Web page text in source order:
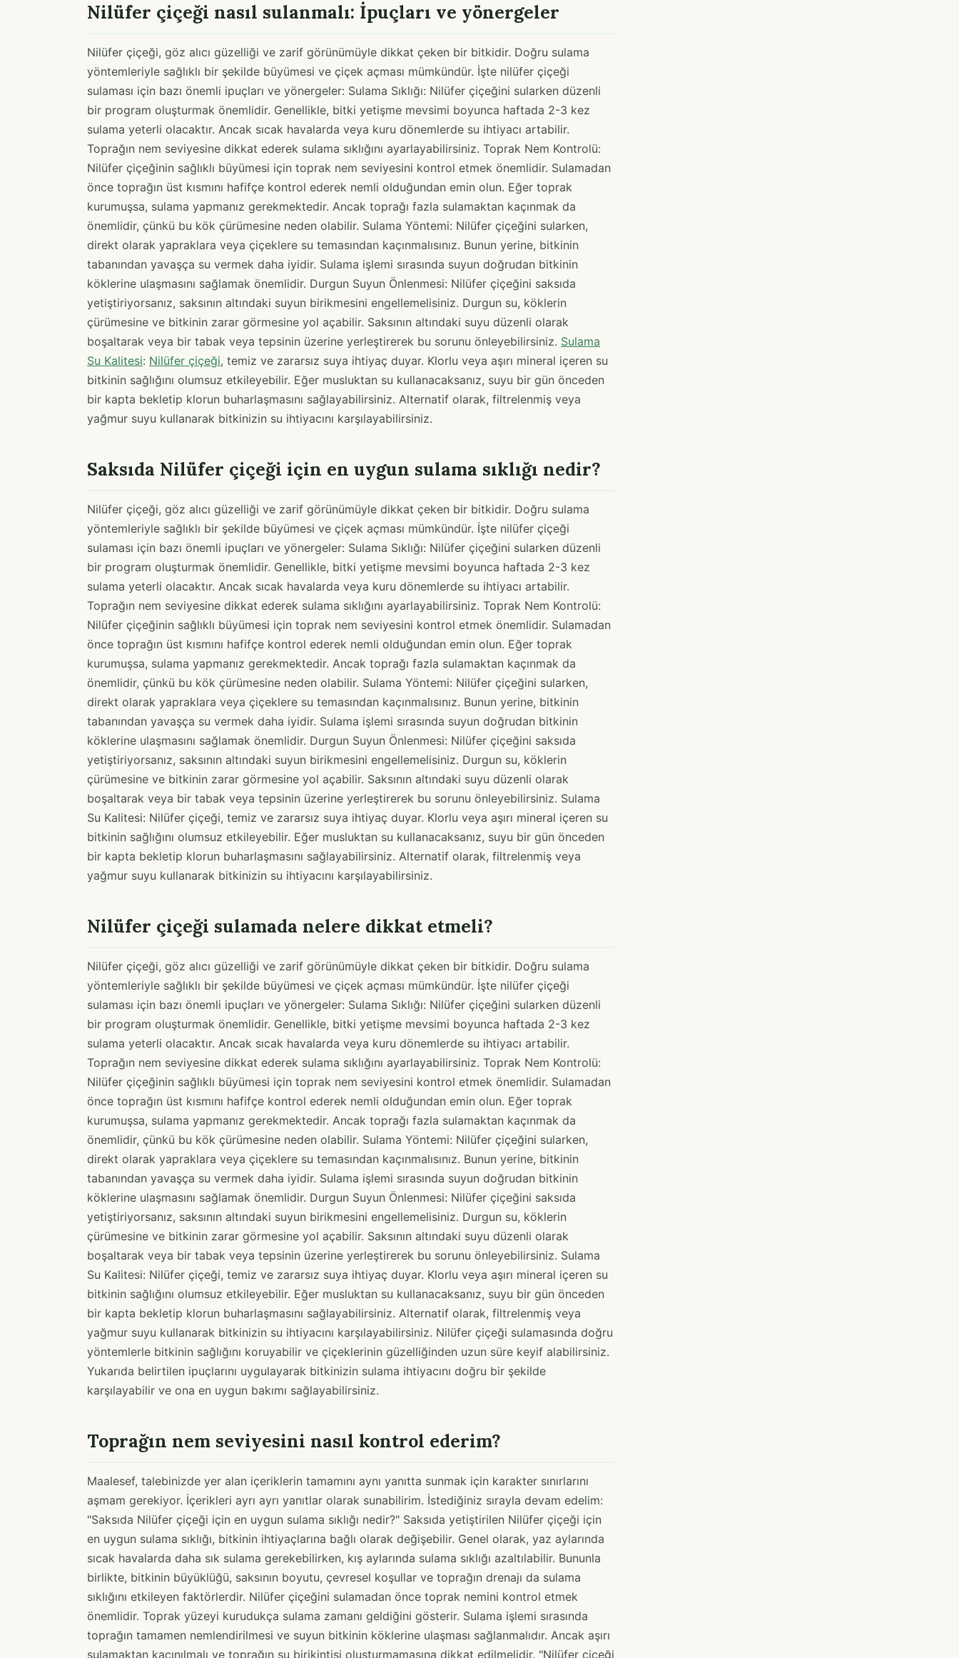
Nilüfer çiçeği nasıl sulanmalı: İpuçları ve yönergeler
Nilüfer çiçeği, göz alıcı güzelliği ve zarif görünümüyle dikkat çeken bir bitkidir. Doğru sulama
yöntemleriyle sağlıklı bir şekilde büyümesi ve çiçek açması mümkündür. İşte nilüfer çiçeği
sulaması için bazı önemli ipuçları ve yönergeler: Sulama Sıklığı: Nilüfer çiçeğini sularken düzenli
bir program oluşturmak önemlidir. Genellikle, bitki yetişme mevsimi boyunca haftada 2-3 kez
sulama yeterli olacaktır. Ancak sıcak havalarda veya kuru dönemlerde su ihtiyacı artabilir.
Toprağın nem seviyesine dikkat ederek sulama sıklığını ayarlayabilirsiniz. Toprak Nem Kontrolü:
Nilüfer çiçeğinin sağlıklı büyümesi için toprak nem seviyesini kontrol etmek önemlidir. Sulamadan
önce toprağın üst kısmını hafifçe kontrol ederek nemli olduğundan emin olun. Eğer toprak
kurumuşsa, sulama yapmanız gerekmektedir. Ancak toprağı fazla sulamaktan kaçınmak da
önemlidir, çünkü bu kök çürümesine neden olabilir. Sulama Yöntemi: Nilüfer çiçeğini sularken,
direkt olarak yapraklara veya çiçeklere su temasından kaçınmalısınız. Bunun yerine, bitkinin
tabanından yavaşça su vermek daha iyidir. Sulama işlemi sırasında suyun doğrudan bitkinin
köklerine ulaşmasını sağlamak önemlidir. Durgun Suyun Önlenmesi: Nilüfer çiçeğini saksıda
yetiştiriyorsanız, saksının altındaki suyun birikmesini engellemelisiniz. Durgun su, köklerin
çürümesine ve bitkinin zarar görmesine yol açabilir. Saksının altındaki suyu düzenli olarak
boşaltarak veya bir tabak veya tepsinin üzerine yerleştirerek bu sorunu önleyebilirsiniz. Sulama
Su Kalitesi: Nilüfer çiçeği, temiz ve zararsız suya ihtiyaç duyar. Klorlu veya aşırı mineral içeren su
bitkinin sağlığını olumsuz etkileyebilir. Eğer musluktan su kullanacaksanız, suyu bir gün önceden
bir kapta bekletip klorun buharlaşmasını sağlayabilirsiniz. Alternatif olarak, filtrelenmiş veya
yağmur suyu kullanarak bitkinizin su ihtiyacını karşılayabilirsiniz.
Saksıda Nilüfer çiçeği için en uygun sulama sıklığı nedir?
Nilüfer çiçeği, göz alıcı güzelliği ve zarif görünümüyle dikkat çeken bir bitkidir. Doğru sulama
yöntemleriyle sağlıklı bir şekilde büyümesi ve çiçek açması mümkündür. İşte nilüfer çiçeği
sulaması için bazı önemli ipuçları ve yönergeler: Sulama Sıklığı: Nilüfer çiçeğini sularken düzenli
bir program oluşturmak önemlidir. Genellikle, bitki yetişme mevsimi boyunca haftada 2-3 kez
sulama yeterli olacaktır. Ancak sıcak havalarda veya kuru dönemlerde su ihtiyacı artabilir.
Toprağın nem seviyesine dikkat ederek sulama sıklığını ayarlayabilirsiniz. Toprak Nem Kontrolü:
Nilüfer çiçeğinin sağlıklı büyümesi için toprak nem seviyesini kontrol etmek önemlidir. Sulamadan
önce toprağın üst kısmını hafifçe kontrol ederek nemli olduğundan emin olun. Eğer toprak
kurumuşsa, sulama yapmanız gerekmektedir. Ancak toprağı fazla sulamaktan kaçınmak da
önemlidir, çünkü bu kök çürümesine neden olabilir. Sulama Yöntemi: Nilüfer çiçeğini sularken,
direkt olarak yapraklara veya çiçeklere su temasından kaçınmalısınız. Bunun yerine, bitkinin
tabanından yavaşça su vermek daha iyidir. Sulama işlemi sırasında suyun doğrudan bitkinin
köklerine ulaşmasını sağlamak önemlidir. Durgun Suyun Önlenmesi: Nilüfer çiçeğini saksıda
yetiştiriyorsanız, saksının altındaki suyun birikmesini engellemelisiniz. Durgun su, köklerin
çürümesine ve bitkinin zarar görmesine yol açabilir. Saksının altındaki suyu düzenli olarak
boşaltarak veya bir tabak veya tepsinin üzerine yerleştirerek bu sorunu önleyebilirsiniz. Sulama
Su Kalitesi: Nilüfer çiçeği, temiz ve zararsız suya ihtiyaç duyar. Klorlu veya aşırı mineral içeren su
bitkinin sağlığını olumsuz etkileyebilir. Eğer musluktan su kullanacaksanız, suyu bir gün önceden
bir kapta bekletip klorun buharlaşmasını sağlayabilirsiniz. Alternatif olarak, filtrelenmiş veya
yağmur suyu kullanarak bitkinizin su ihtiyacını karşılayabilirsiniz.
Nilüfer çiçeği sulamada nelere dikkat etmeli?
Nilüfer çiçeği, göz alıcı güzelliği ve zarif görünümüyle dikkat çeken bir bitkidir. Doğru sulama
yöntemleriyle sağlıklı bir şekilde büyümesi ve çiçek açması mümkündür. İşte nilüfer çiçeği
sulaması için bazı önemli ipuçları ve yönergeler: Sulama Sıklığı: Nilüfer çiçeğini sularken düzenli
bir program oluşturmak önemlidir. Genellikle, bitki yetişme mevsimi boyunca haftada 2-3 kez
sulama yeterli olacaktır. Ancak sıcak havalarda veya kuru dönemlerde su ihtiyacı artabilir.
Toprağın nem seviyesine dikkat ederek sulama sıklığını ayarlayabilirsiniz. Toprak Nem Kontrolü:
Nilüfer çiçeğinin sağlıklı büyümesi için toprak nem seviyesini kontrol etmek önemlidir. Sulamadan
önce toprağın üst kısmını hafifçe kontrol ederek nemli olduğundan emin olun. Eğer toprak
kurumuşsa, sulama yapmanız gerekmektedir. Ancak toprağı fazla sulamaktan kaçınmak da
önemlidir, çünkü bu kök çürümesine neden olabilir. Sulama Yöntemi: Nilüfer çiçeğini sularken,
direkt olarak yapraklara veya çiçeklere su temasından kaçınmalısınız. Bunun yerine, bitkinin
tabanından yavaşça su vermek daha iyidir. Sulama işlemi sırasında suyun doğrudan bitkinin
köklerine ulaşmasını sağlamak önemlidir. Durgun Suyun Önlenmesi: Nilüfer çiçeğini saksıda
yetiştiriyorsanız, saksının altındaki suyun birikmesini engellemelisiniz. Durgun su, köklerin
çürümesine ve bitkinin zarar görmesine yol açabilir. Saksının altındaki suyu düzenli olarak
boşaltarak veya bir tabak veya tepsinin üzerine yerleştirerek bu sorunu önleyebilirsiniz. Sulama
Su Kalitesi: Nilüfer çiçeği, temiz ve zararsız suya ihtiyaç duyar. Klorlu veya aşırı mineral içeren su
bitkinin sağlığını olumsuz etkileyebilir. Eğer musluktan su kullanacaksanız, suyu bir gün önceden
bir kapta bekletip klorun buharlaşmasını sağlayabilirsiniz. Alternatif olarak, filtrelenmiş veya
yağmur suyu kullanarak bitkinizin su ihtiyacını karşılayabilirsiniz. Nilüfer çiçeği sulamasında doğru
yöntemlerle bitkinin sağlığını koruyabilir ve çiçeklerinin güzelliğinden uzun süre keyif alabilirsiniz.
Yukarıda belirtilen ipuçlarını uygulayarak bitkinizin sulama ihtiyacını doğru bir şekilde
karşılayabilir ve ona en uygun bakımı sağlayabilirsiniz.
Toprağın nem seviyesini nasıl kontrol ederim?
Maalesef, talebinizde yer alan içeriklerin tamamını aynı yanıtta sunmak için karakter sınırlarını
aşmam gerekiyor. İçerikleri ayrı ayrı yanıtlar olarak sunabilirim. İstediğiniz sırayla devam edelim:
"Saksıda Nilüfer çiçeği için en uygun sulama sıklığı nedir?" Saksıda yetiştirilen Nilüfer çiçeği için
en uygun sulama sıklığı, bitkinin ihtiyaçlarına bağlı olarak değişebilir. Genel olarak, yaz aylarında
sıcak havalarda daha sık sulama gerekebilirken, kış aylarında sulama sıklığı azaltılabilir. Bununla
birlikte, bitkinin büyüklüğü, saksının boyutu, çevresel koşullar ve toprağın drenajı da sulama
sıklığını etkileyen faktörlerdir. Nilüfer çiçeğini sulamadan önce toprak nemini kontrol etmek
önemlidir. Toprak yüzeyi kurudukça sulama zamanı geldiğini gösterir. Sulama işlemi sırasında
toprağın tamamen nemlendirilmesi ve suyun bitkinin köklerine ulaşması sağlanmalıdır. Ancak aşırı
sulamaktan kaçınılmalı ve toprağın su birikintisi oluşturmamasına dikkat edilmelidir. "Nilüfer çiçeği